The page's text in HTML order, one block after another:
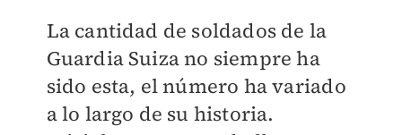
La cantidad de soldados de la
Guardia Suiza no siempre ha
sido esta, el número ha variado
a lo largo de su historia.